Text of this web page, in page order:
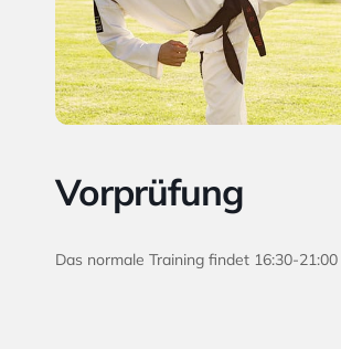
Vorprüfung
Das normale Training findet 16:30-